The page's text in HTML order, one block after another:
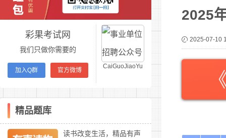
彩果考试网
我们只做你需要的
加入Q群 官方微博
CaiGuoJiaoYu
精品题库
读书改变生活，精品有声
2025
2025-07-10